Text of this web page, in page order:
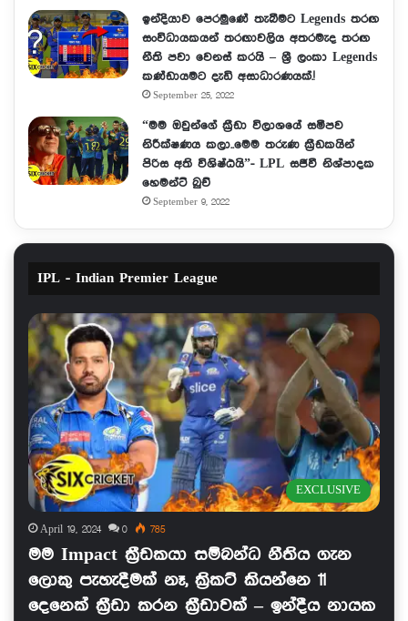
ඉන්දියාව පෙරමුණේ තැබීමට Legends තරඟ
සංවිධායකයන් තරඟාවලිය අතරමැද තරඟ
නීති පවා වෙනස් කරයි – ශ්‍රී ලංකා Legends
කණ්ඩායමට දැඩි අසාධාරණයක්.!
September 25, 2022
“මම ඔවුන්ගේ ක්‍රීඩා විලාශයේ සමීපව
නිරීක්ෂණය කලා..මෙම තරුණ ක්‍රීඩකයින්
පිරිස අති විශිෂ්ඨයි”- LPL සජීවී නිශ්පාදක
හෙමන්ට් බුච්
September 9, 2022
IPL - Indian Premier League
EXCLUSIVE
April 19, 2024 0 785
මම Impact ක්‍රීඩකයා සම්බන්ධ නීතිය ගැන
ලොකු පැහැදීමක් නෑ, ක්‍රිකට් කියන්නෙ 11
දෙනෙක් ක්‍රීඩා කරන ක්‍රීඩාවක් – ඉන්දීය නායක